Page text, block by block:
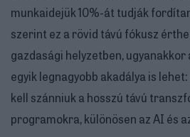
munkaidejük 10%-át tudják
szerint ez a rövid távú fókusz
gazdasági helyzetben,
egyik legnagyobb akadálya is
kell szánniuk a hosszú távú
programokra, különösen az AI és